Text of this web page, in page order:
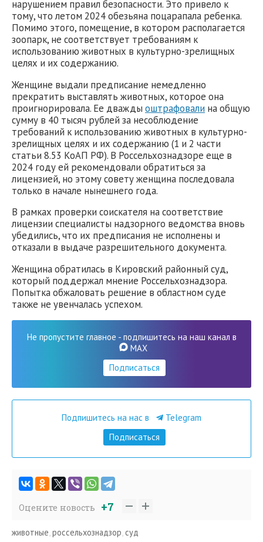
нарушением правил безопасности. Это привело к
тому, что летом 2024 обезьяна поцарапала ребенка.
Помимо этого, помещение, в котором располагается
зоопарк, не соответствует требованиям к
использованию животных в культурно-зрелищных
целях и их содержанию.
Женщине выдали предписание немедленно
прекратить выставлять животных, которое она
проигнорировала. Ее дважды оштрафовали на общую
сумму в 40 тысяч рублей за несоблюдение
требований к использованию животных в культурно-
зрелищных целях и их содержанию (1 и 2 части
статьи 8.53 КоАП РФ). В Россельхознадзоре еще в
2024 году ей рекомендовали обратиться за
лицензией, но этому совету женщина последовала
только в начале нынешнего года.
В рамках проверки соискателя на соответствие
лицензии специалисты надзорного ведомства вновь
убедились, что их предписания не исполнены и
отказали в выдаче разрешительного документа.
Женщина обратилась в Кировский районный суд,
который поддержал мнение Россельхознадзора.
Попытка обжаловать решение в областном суде
также не увенчалась успехом.
Не пропустите главное - подпишитесь на наш канал в
MAX
Подписаться
Подпишитесь на нас в
Telegram
Подписаться
Оцените новость +7
животные,россельхознадзор, суд